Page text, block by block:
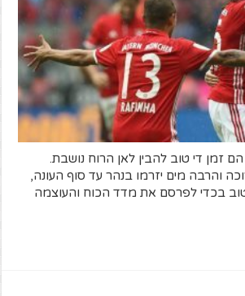
זמן די טוב להבין לאן הרוח נושבת.
והרבה מים יזרמו בנהר עד סוף העונה,
בכדי לפרסם את מדד הכוח והעוצמה